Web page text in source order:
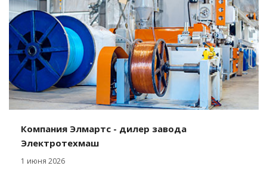
Компания Элмартс - дилер завода
Электротехмаш
1 июня 2026